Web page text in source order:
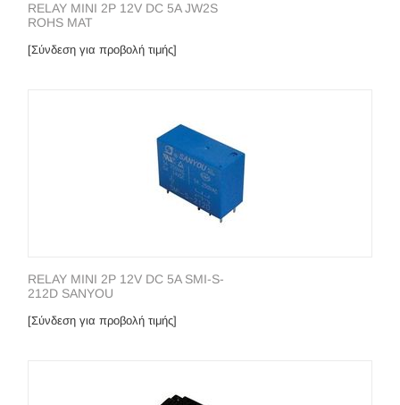
RELAY MINI 2P 12V DC 5A JW2S
ROHS MAT
[Σύνδεση για προβολή τιμής]
RELAY MINI 2P 12V DC 5A SMI-S-
212D SANYOU
[Σύνδεση για προβολή τιμής]